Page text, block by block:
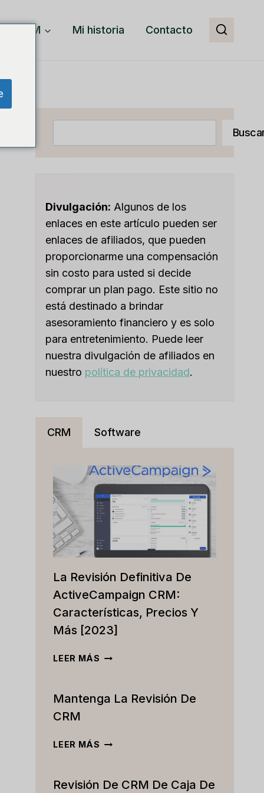
CRM Mi historia Contacto
Divulgación: Algunos de los
enlaces en este artículo pueden ser
enlaces de afiliados, que pueden
proporcionarme una compensación
sin costo para usted si decide
comprar un plan pago. Este sitio no
está destinado a brindar
asesoramiento financiero y es solo
para entretenimiento. Puede leer
nuestra divulgación de afiliados en
nuestro política de privacidad.
CRM Software
La Revisión Definitiva De
ActiveCampaign CRM:
Características, Precios Y
Más [2023]
LEER MÁS LA
DE
Mantenga La Revisión De
CRM
LEER MÁS MANTENGA
DE
Revisión De CRM De Caja De